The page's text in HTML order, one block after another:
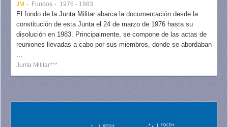
JM Fundos 1976 - 1983
El fondo de la Junta Militar abarca la documentación desde la
constitución de esta Junta el 24 de marzo de 1976 hasta su
disolución en 1983. Principalmente, se compone de las actas de
reuniones llevadas a cabo por sus miembros, donde se abordaban
...
Junta Militar***